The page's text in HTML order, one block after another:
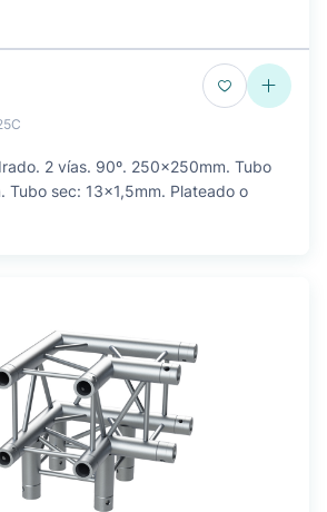
2 vías. 90º. 250x250mm. Tubo
Tubo sec: 13x1,5mm. Plateado o